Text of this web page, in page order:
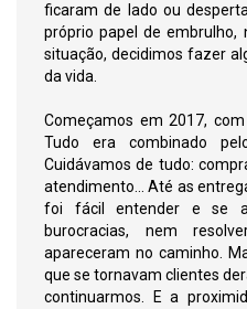
ficaram de lado ou
próprio papel de embrulho,
situação, decidimos fazer
da vida.
Começamos em 2017,
Tudo era combinado
Cuidávamos de tudo:
atendimento... Até as
foi fácil entender e se
burocracias, nem
apareceram no caminho.
que se tornavam clientes
continuarmos. E a